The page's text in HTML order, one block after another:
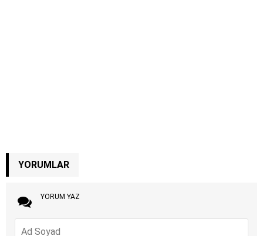
YORUMLAR
YORUM YAZ